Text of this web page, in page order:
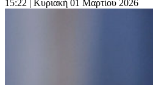
15:22 | Κυριακή 01 Μαρτίου 2026